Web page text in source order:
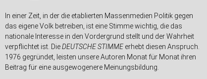
In einer Zeit, in der die etablierten Massenmedien Politik gegen
das eigene Volk betreiben, ist eine Stimme wichtig, die das
nationale Interesse in den Vordergrund stellt und der Wahrheit
verpflichtet ist. DieDEUTSCHE STIMMEerhebt diesen Anspruch.
1976 gegründet, leisten unsere Autoren Monat für Monat ihren
Beitrag für eine ausgewogenere Meinungsbildung.